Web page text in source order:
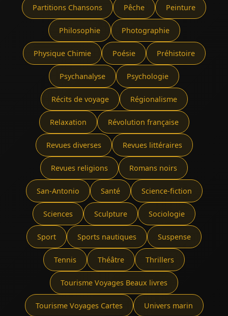
Partitions Chansons Pêche Peinture
Philosophie Photographie
Physique Chimie Poésie Préhistoire
Psychanalyse Psychologie
Récits de voyage Régionalisme
Relaxation Révolution française
Revues diverses Revues littéraires
Revues religions Romans noirs
San-Antonio Santé Science-fiction
Sciences Sculpture Sociologie
Sport Sports nautiques Suspense
Tennis Théâtre Thrillers
Tourisme Voyages Beaux livres
Tourisme Voyages Cartes Univers marin